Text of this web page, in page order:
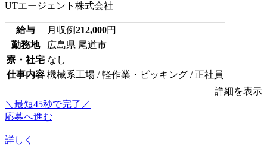
UTエージェント株式会社
給与 月収例212,000円
勤務地
広島県 尾道市
寮・社宅 なし
仕事内容 機械系工場 / 軽作業・ピッキング / 正社員
詳細を表示
＼最短45秒で完了／
応募へ進む
詳しく